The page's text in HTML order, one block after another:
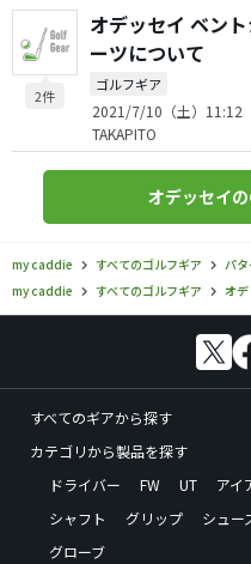
2件
オデッセイ ベン
ーツについて
ゴルフギア
2021/7/10（土）11:12
TAKAPITO
オデッセイ
my caddie すべてのゴルフギア パタ
my caddie
すべてのゴルフギア オ
すべてのギアから探す
カテゴリから製品を探す
ドライバー
FW UT アイ
シャフト
グリップ シュー
グローブ